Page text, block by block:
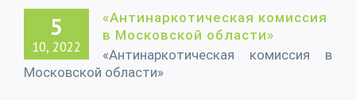
5
10, 2022
«Антинаркотическая комиссия
в Московской области»
«Антинаркотическая комиссия в
Московской области»